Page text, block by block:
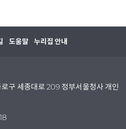
도움말 누리집 안내
구 세종대로 209 정부서울청사 개인